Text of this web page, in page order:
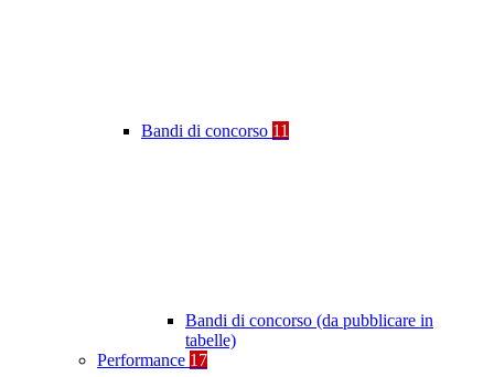
Bandi di concorso 11
Bandi di concorso (da pubblicare in
tabelle)
Performance 17